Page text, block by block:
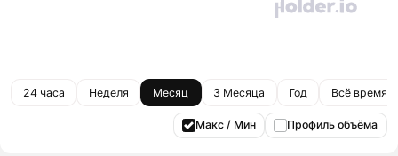
24 часа Неделя Месяц 3 Месяца Год Всё время
Макс / Мин Профиль объёма